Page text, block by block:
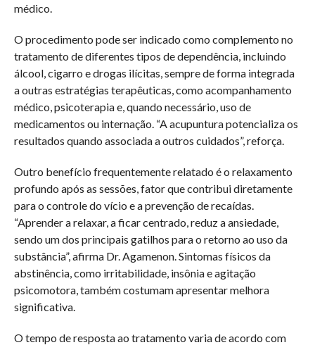
médico.
O procedimento pode ser indicado como complemento no
tratamento de diferentes tipos de dependência, incluindo
álcool, cigarro e drogas ilícitas, sempre de forma integrada
a outras estratégias terapêuticas, como acompanhamento
médico, psicoterapia e, quando necessário, uso de
medicamentos ou internação. “A acupuntura potencializa os
resultados quando associada a outros cuidados”, reforça.
Outro benefício frequentemente relatado é o relaxamento
profundo após as sessões, fator que contribui diretamente
para o controle do vício e a prevenção de recaídas.
“Aprender a relaxar, a ficar centrado, reduz a ansiedade,
sendo um dos principais gatilhos para o retorno ao uso da
substância”, afirma Dr. Agamenon. Sintomas físicos da
abstinência, como irritabilidade, insônia e agitação
psicomotora, também costumam apresentar melhora
significativa.
O tempo de resposta ao tratamento varia de acordo com